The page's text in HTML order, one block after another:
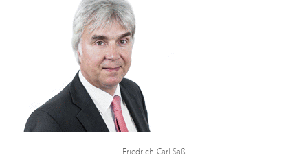
Friedrich-Carl Saß